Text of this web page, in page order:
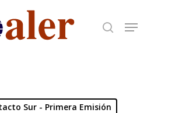
Sur - Primera Emisión